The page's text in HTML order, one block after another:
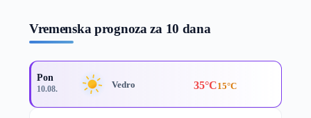
Vremenska prognoza za 10 dana
Pon
10.08. Vedro 35°C15°C